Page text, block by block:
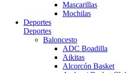
Mascarillas
Mochilas
Deportes
Deportes
Baloncesto
ADC Boadilla
Aikitas
Alcorcón Basket